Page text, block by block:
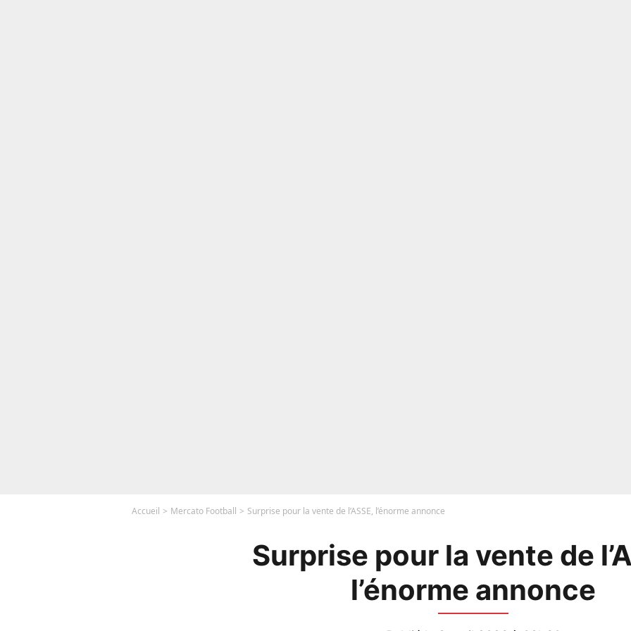
Accueil Mercato Football Surprise pour la vente de l’ASSE, l’énorme annonce
Surprise pour la vente de
l’énorme annonce